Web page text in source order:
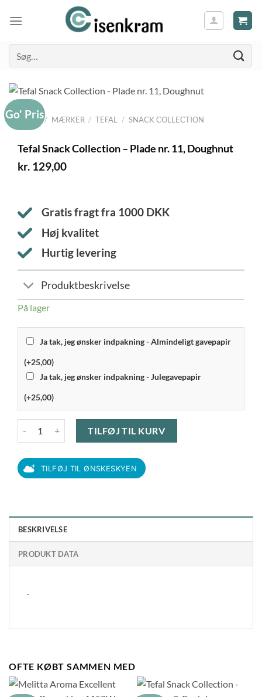
efter:
FORSIDE / MÆRKER / TEFAL / SNACK COLLECTION
Go' Pris
Tefal Snack Collection – Plade nr. 11, Doughnut
kr. 129,00
Gratis fragt fra 1000 DKK
Høj kvalitet
Hurtig levering
Produktbeskrivelse
På lager
Ja tak, jeg ønsker indpakning - Almindeligt gavepapir
(+25,00)
Ja tak, jeg ønsker indpakning - Julegavepapir
(+25,00)
TILFØJ TIL KURV
TILFØJ TIL ØNSKESKYEN
BESKRIVELSE
PRODUKT DATA
OFTE KØBT SAMMEN MED